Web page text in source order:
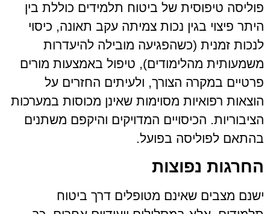
פוליסה טיפוסית של ביטוח תלמידים כוללת בין
היתר פיצוי בגין נכות צמיתה עקב תאונה, כיסוי
לנכות זמנית (כשהפגיעה מובילה להיעדרות
משמעותית מהלימודים), טיפול באמצעות מורים
פרטיים במקרה הצורך, ולעיתים החזרים על
הוצאות רפואיות מסוימות שאינן מכוסות במערכות
הציבוריות. הכיסויים המדויקים והיקפם משתנים
בהתאם לפוליסה בפועל.
החרגות נפוצות
ישנם מצבים שאינם מטופלים דרך ביטוח